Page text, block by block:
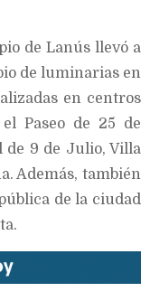
de Lanús llevó a
de luminarias en
en centros
Paseo de 25 de
de 9 de Julio, Villa
Además, también
de la ciudad